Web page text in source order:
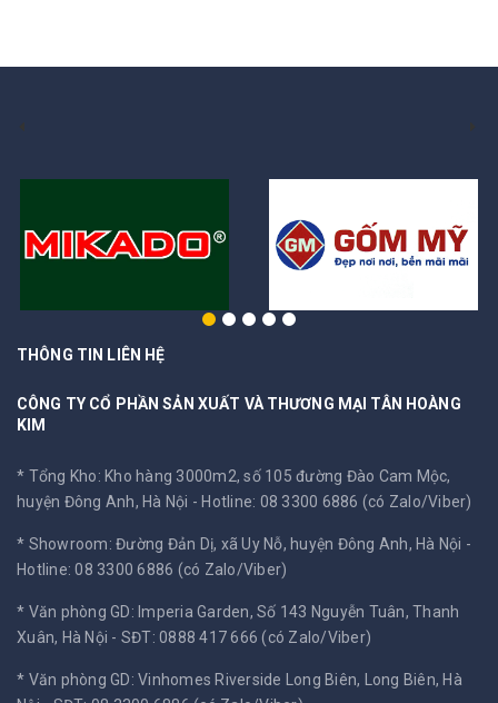
THÔNG TIN LIÊN HỆ
CÔNG TY CỔ PHẦN SẢN XUẤT VÀ THƯƠNG MẠI TÂN HOÀNG
KIM
* Tổng Kho: Kho hàng 3000m2, số 105 đường Đào Cam Mộc,
huyện Đông Anh, Hà Nội - Hotline: 08 3300 6886 (có Zalo/Viber)
* Showroom: Đường Đản Dị, xã Uy Nỗ, huyện Đông Anh, Hà Nội -
Hotline: 08 3300 6886 (có Zalo/Viber)
* Văn phòng GD: Imperia Garden, Số 143 Nguyễn Tuân, Thanh
Xuân, Hà Nội - SĐT: 0888 417 666 (có Zalo/Viber)
* Văn phòng GD: Vinhomes Riverside Long Biên, Long Biên, Hà